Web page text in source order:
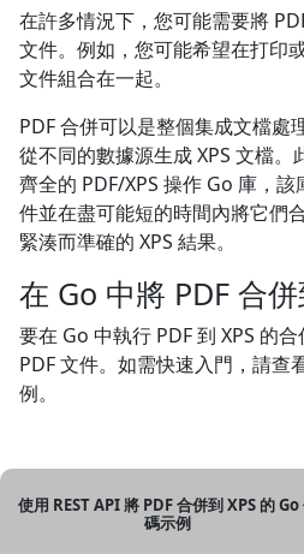
在許多情況下，您可能需要將
文件。例如，您可能希望在打印
文件組合在一起。
PDF 合併可以是整個集成文檔處
從不同的數據源生成 XPS 文檔
齊全的 PDF/XPS 操作 Go 庫，該
件並在盡可能短的時間內將它們
緊湊而準確的 XPS 結果。
在 Go 中將 PDF 合併
要在 Go 中執行 PDF 到 XPS 的
PDF 文件。如需快速入門，請查
例。
使用 REST API 將 PDF 合併到 XPS 的 Go
碼示例